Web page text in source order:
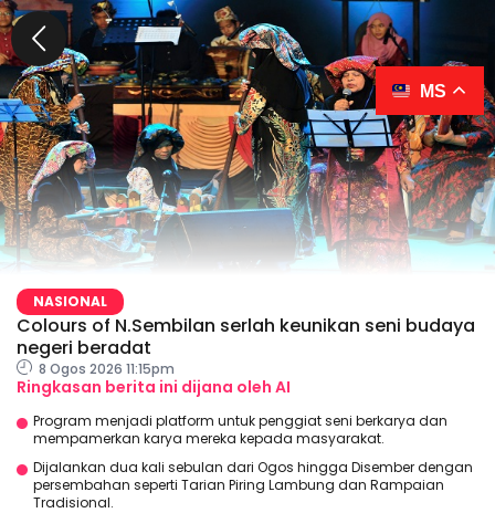
NASIONAL
Colours of N.Sembilan serlah keunikan seni budaya
negeri beradat
8 Ogos 2026 11:15pm
Ringkasan berita ini dijana oleh AI
Program menjadi platform untuk penggiat seni berkarya dan
mempamerkan karya mereka kepada masyarakat.
Dijalankan dua kali sebulan dari Ogos hingga Disember dengan
persembahan seperti Tarian Piring Lambung dan Rampaian
Tradisional.
MS